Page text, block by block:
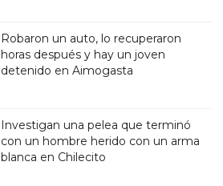
Robaron un auto, lo recuperaron
horas después y hay un joven
detenido en Aimogasta
Investigan una pelea que terminó
con un hombre herido con un arma
blanca en Chilecito